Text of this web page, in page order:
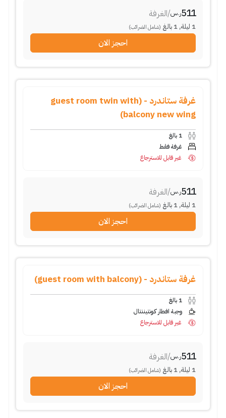
511ر.س/الغرفة
1 ليلة,
1 بالغ (شامل الضرائب)
احجز الان
غرفة ستاندرد - (guest room twin with
balcony new wing)
1 بالغ
غرفة فقط
غير قابل للاسترجاع
511ر.س/الغرفة
1 ليلة,
1 بالغ (شامل الضرائب)
احجز الان
غرفة ستاندرد - (guest room with balcony)
1 بالغ
وجبة افطار كونتيننتال
غير قابل للاسترجاع
511ر.س/الغرفة
1 ليلة,
1 بالغ (شامل الضرائب)
احجز الان